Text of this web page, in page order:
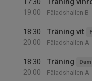
19:00
Fäladshallen B
18:30
20:00
Träning vit
Fäladshallen A
18:30
20:00
Träning
Fäladshallen A